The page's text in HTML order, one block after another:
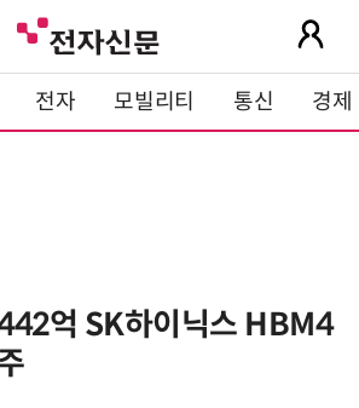
전자 모빌리티 통신 경제
억 SK하이닉스 HBM4